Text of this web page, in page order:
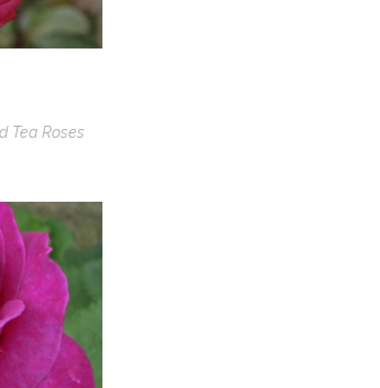
Tea Roses